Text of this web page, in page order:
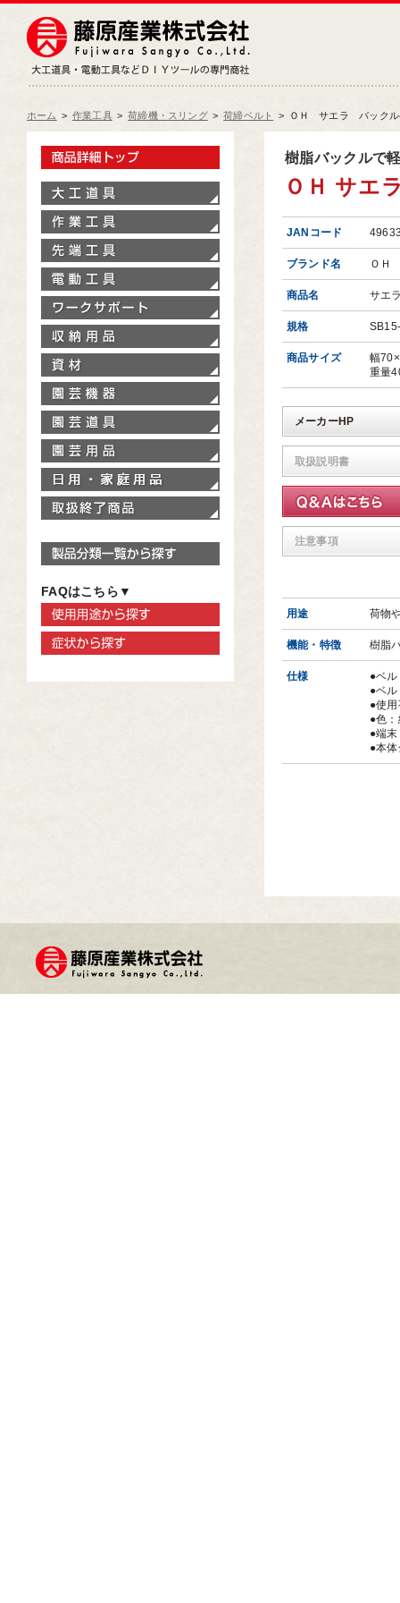
ホーム > 作業工具 > 荷締機・スリング > 荷締ベルト > ＯＨ サエラ バック
樹脂バックルで
ＯＨ サエ
JANコード
ブランド名 ＯＨ
商品名 サエ
規格
商品サイズ
幅
重量
メーカーHP
取扱説明書
注意事項
用途 荷物
機能・特徴 樹脂
仕様
●ベ
●ベ
●使
●色
●端
●本
製品情報トップ
ワークサポート
製品分類一覧から探す
FAQはこちら▼
使用用途から探す